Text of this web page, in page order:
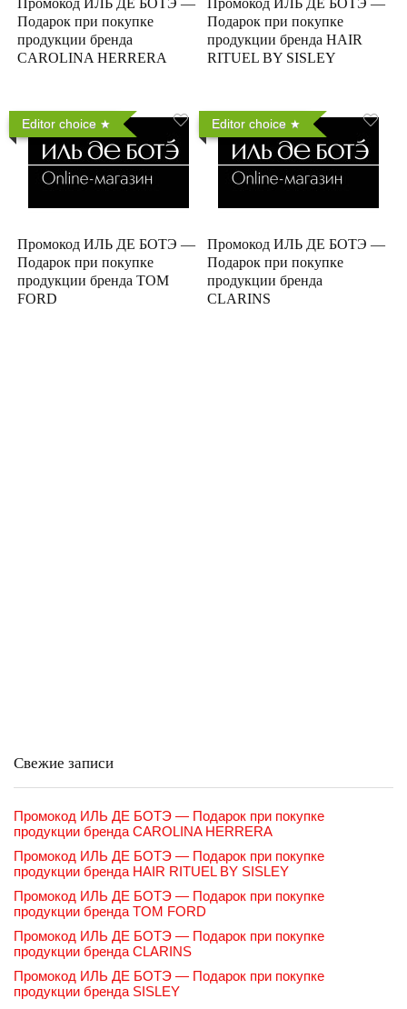
Подарок при покупке
продукции бренда
CAROLINA HERRERA
Подарок при покупке
продукции бренда HAIR
RITUEL BY SISLEY
Editor choice
Промокод ИЛЬ ДЕ БОТЭ —
Подарок при покупке
продукции бренда TOM
FORD
Editor choice
Промокод ИЛЬ ДЕ БОТЭ —
Подарок при покупке
продукции бренда
CLARINS
Свежие записи
Промокод ИЛЬ ДЕ БОТЭ — Подарок при покупке
продукции бренда CAROLINA HERRERA
Промокод ИЛЬ ДЕ БОТЭ — Подарок при покупке
продукции бренда HAIR RITUEL BY SISLEY
Промокод ИЛЬ ДЕ БОТЭ — Подарок при покупке
продукции бренда TOM FORD
Промокод ИЛЬ ДЕ БОТЭ — Подарок при покупке
продукции бренда CLARINS
Промокод ИЛЬ ДЕ БОТЭ — Подарок при покупке
продукции бренда SISLEY